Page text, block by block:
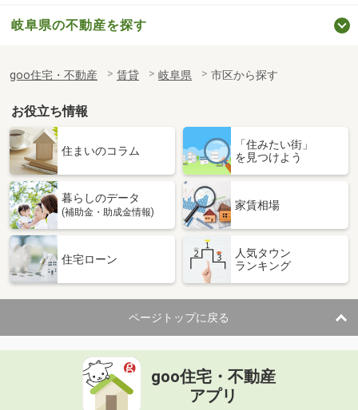
岐阜県の不動産を探す
goo住宅・不動産 賃貸 岐阜県 市区から探す
お役立ち情報
住まいのコラム
「住みたい街」
を見つけよう
暮らしのデータ
(補助金・助成金情報)
家賃相場
住宅ローン
人気タウン
ランキング
ページトップに戻る
goo住宅・不動産
アプリ